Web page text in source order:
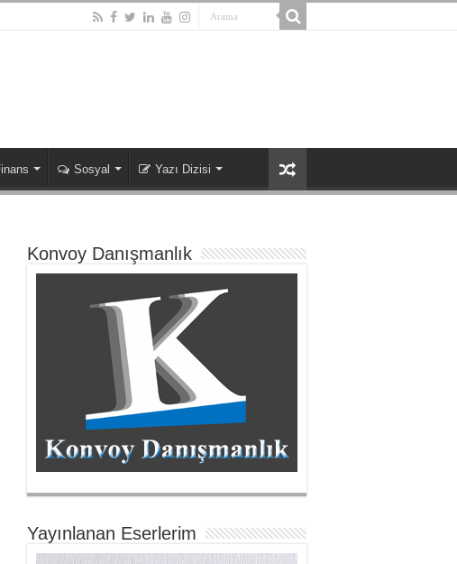
Sosyal Yazı Dizisi
Konvoy Danışmanlık
Yayınlanan Eserlerim